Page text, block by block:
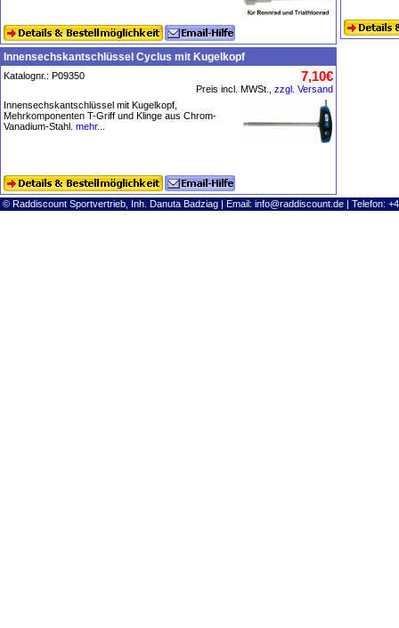
Innensechskantschlüssel Cyclus mit Kugelkopf
Katalognr.: P09350 7,10€
Preis incl. MWSt., zzgl. Versand
Innensechskantschlüssel mit Kugelkopf,
Mehrkomponenten T-Griff und Klinge aus Chrom-
Vanadium-Stahl. mehr...
© Raddiscount Sportvertrieb, Inh. Danuta Badziag | Email: info@raddiscount.de | Telefon: